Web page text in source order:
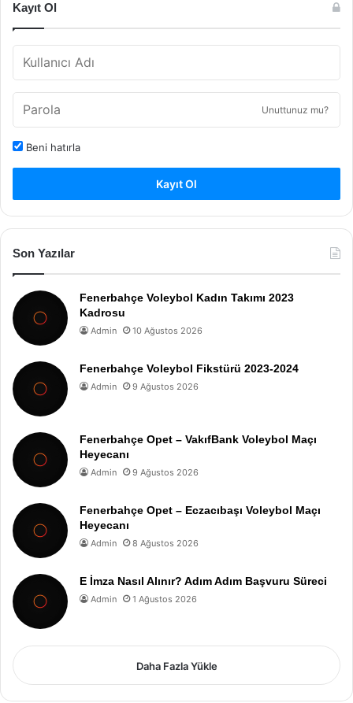
Kayıt Ol
Unuttunuz mu?
Beni hatırla
Kayıt Ol
Son Yazılar
Fenerbahçe Voleybol Kadın Takımı 2023
Kadrosu
Admin 10 Ağustos 2026
Fenerbahçe Voleybol Fikstürü 2023-2024
Admin 9 Ağustos 2026
Fenerbahçe Opet – VakıfBank Voleybol Maçı
Heyecanı
Admin 9 Ağustos 2026
Fenerbahçe Opet – Eczacıbaşı Voleybol Maçı
Heyecanı
Admin 8 Ağustos 2026
E İmza Nasıl Alınır? Adım Adım Başvuru Süreci
Admin 1 Ağustos 2026
Daha Fazla Yükle